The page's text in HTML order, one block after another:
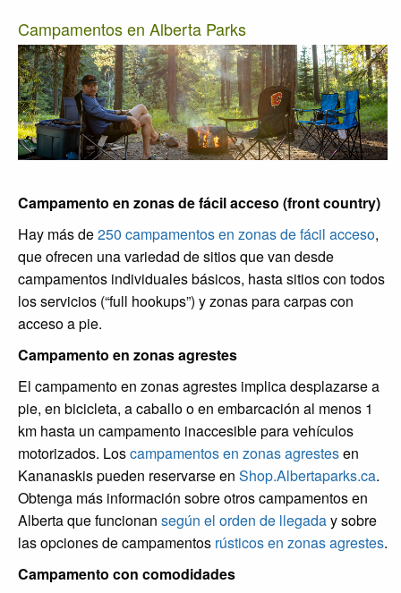
Campamentos en Alberta Parks
Campamento en zonas de fácil acceso (front country)
Hay más de250 campamentos en zonas de fácil acceso,
que ofrecen una variedad de sitios que van desde
campamentos individuales básicos, hasta sitios con todos
los servicios (“full hookups”) y zonas para carpas con
acceso a pie.
Campamento en zonas agrestes
El campamento en zonas agrestes implica desplazarse a
pie, en bicicleta, a caballo o en embarcación al menos 1
km hasta un campamento inaccesible para vehículos
motorizados. Loscampamentos en zonas agrestesen
Kananaskis pueden reservarse en Shop.Albertaparks.ca.
Obtenga más información sobre otros campamentos en
Alberta que funcionan según el orden de llegaday sobre
las opciones de campamentos rústicos en zonas agrestes.
Campamento con comodidades